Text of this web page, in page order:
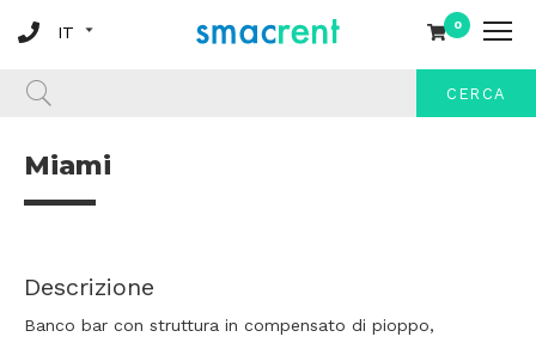
0
CERCA
Miami
Descrizione
Banco bar con struttura in compensato di pioppo,